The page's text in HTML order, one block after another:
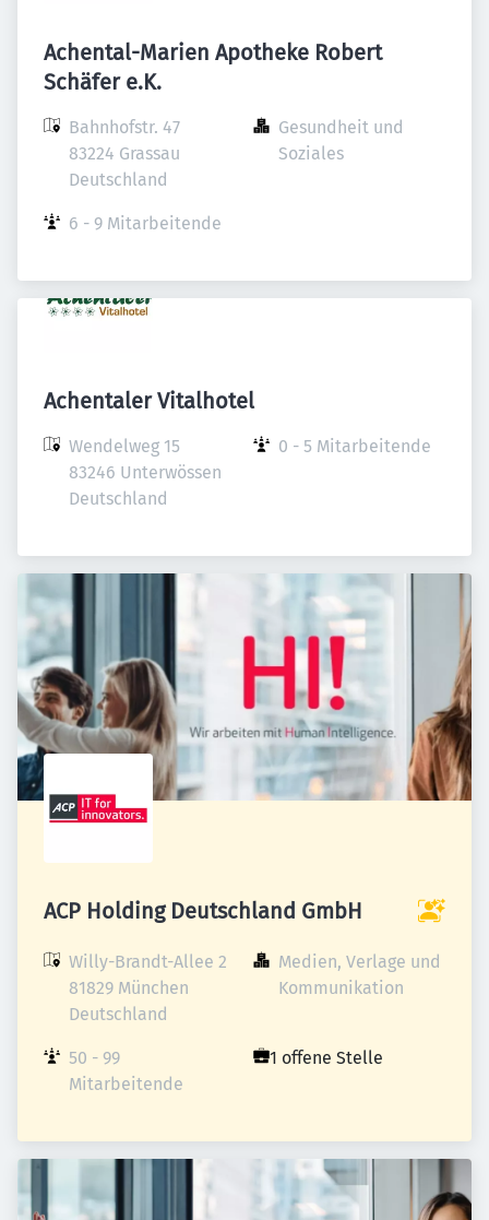
Achental-Marien Apotheke Robert
Schäfer e.K.
Bahnhofstr. 47
83224 Grassau
Deutschland
Gesundheit und
Soziales
6 - 9 Mitarbeitende
Achentaler Vitalhotel
Wendelweg 15
83246 Unterwössen
Deutschland
0 - 5 Mitarbeitende
ACP Holding Deutschland GmbH
Willy-Brandt-Allee 2
81829 München
Deutschland
Medien, Verlage und
Kommunikation
50 - 99
Mitarbeitende
1 offene Stelle